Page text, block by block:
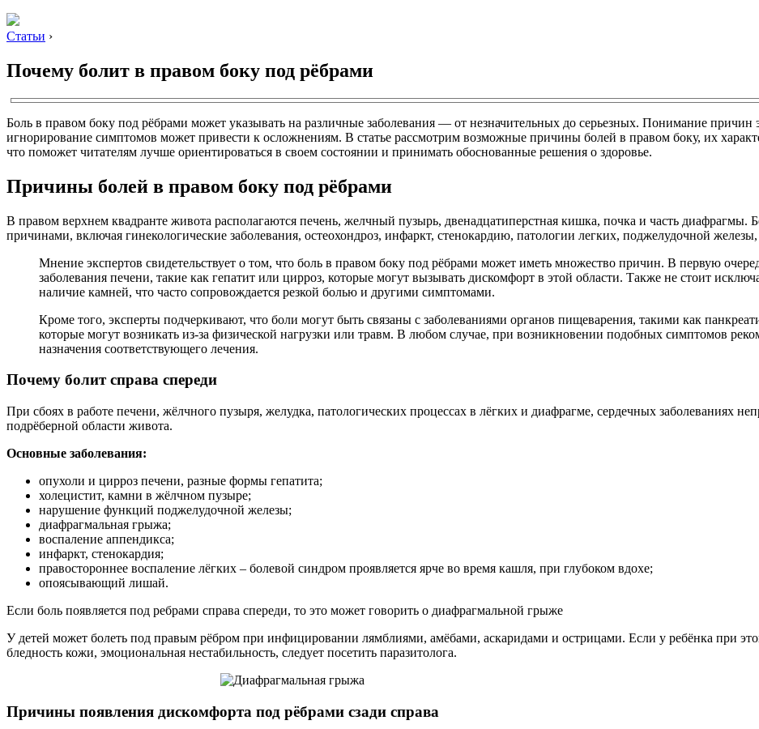
Статьи ›
Почему болит в правом боку под рёбрами
Боль в правом боку под рёбрами может указывать на различные заболевания — от незначительных до серьезных. Понимание причин
игнорирование симптомов может привести к осложнениям. В статье рассмотрим возможные причины болей в правом боку, их
что поможет читателям лучше ориентироваться в своем состоянии и принимать обоснованные решения о здоровье.
Причины болей в правом боку под рёбрами
В правом верхнем квадранте живота располагаются печень, желчный пузырь, двенадцатиперстная кишка, почка и часть диафрагмы.
причинами, включая гинекологические заболевания, остеохондроз, инфаркт, стенокардию, патологии легких, поджелудочной
Мнение экспертов свидетельствует о том, что боль в правом боку под рёбрами может иметь множество причин. В первую
заболевания печени, такие как гепатит или цирроз, которые могут вызывать дискомфорт в этой области. Также не стоит
наличие камней, что часто сопровождается резкой болью и другими симптомами.
Кроме того, эксперты подчеркивают, что боли могут быть связаны с заболеваниями органов пищеварения, такими как
которые могут возникать из-за физической нагрузки или травм. В любом случае, при возникновении подобных симптомов
назначения соответствующего лечения.
Почему болит справа спереди
При сбоях в работе печени, жёлчного пузыря, желудка, патологических процессах в лёгких и диафрагме, сердечных заболеваниях
подрёберной области живота.
Основные заболевания:
опухоли и цирроз печени, разные формы гепатита;
холецистит, камни в жёлчном пузыре;
нарушение функций поджелудочной железы;
диафрагмальная грыжа;
воспаление аппендикса;
инфаркт, стенокардия;
правостороннее воспаление лёгких – болевой синдром проявляется ярче во время кашля, при глубоком вдохе;
опоясывающий лишай.
Если боль появляется под ребрами справа спереди, то это может говорить о диафрагмальной грыже
У детей может болеть под правым рёбром при инфицировании лямблиями, амёбами, аскаридами и острицами. Если у ребёнка при
бледность кожи, эмоциональная нестабильность, следует посетить паразитолога.
Причины появления дискомфорта под рёбрами сзади справа